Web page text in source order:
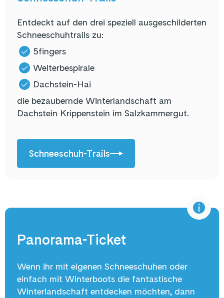
Entdeckt auf den drei speziell ausgeschilderten
Schneeschuhtrails zu:
5fingers
Welterbespirale
Dachstein-Hai
die bezaubernde Winterlandschaft am
Dachstein Krippenstein im Salzkammergut.
Schneeschuh-Trails
Panorama-Ticket
Wenn ihr mit eigenen Schneeschuhen oder
einfach mit Winterboots die fantastische
Winterlandschaft entdecken möchten, dann